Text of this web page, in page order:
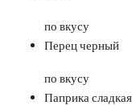
по вкусу
Перец черный
по вкусу
Паприка сладкая